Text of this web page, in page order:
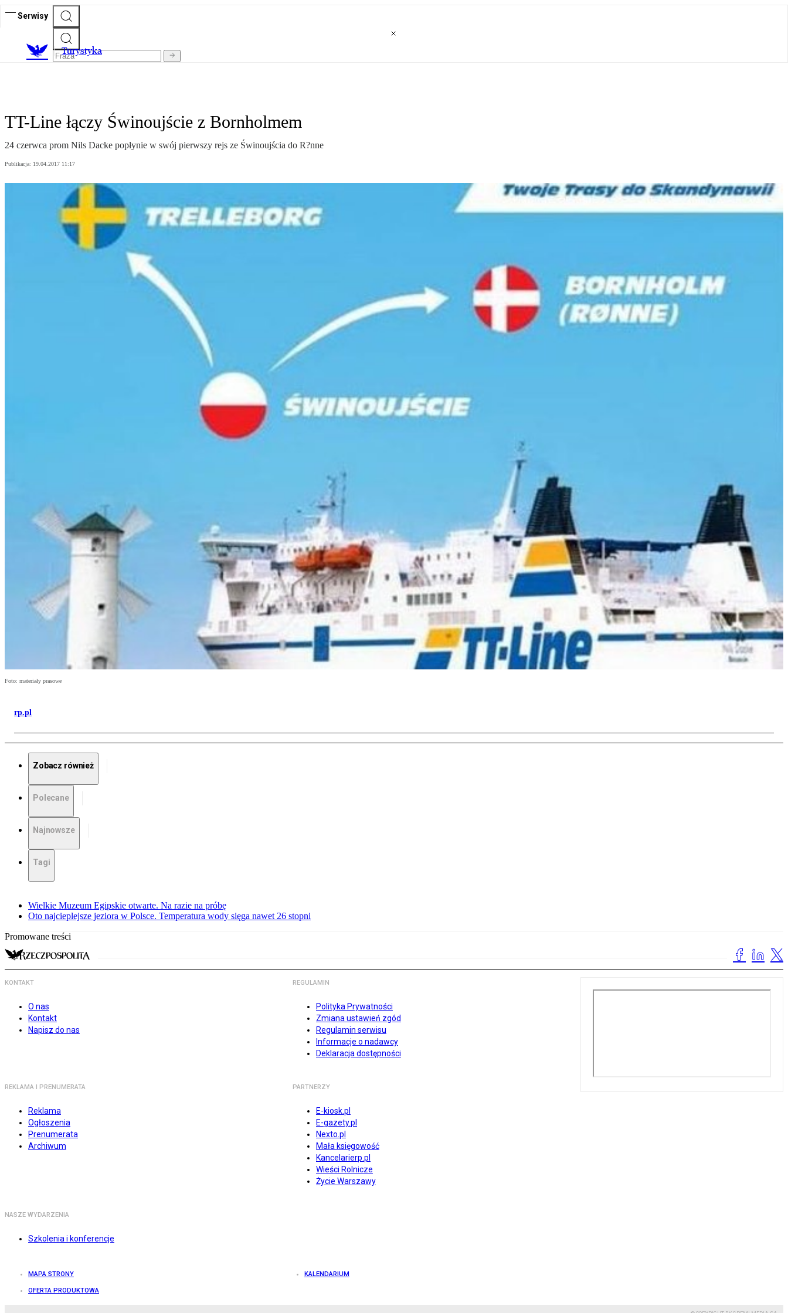
Serwisy
Turystyka
TT-Line łączy Świnoujście z Bornholmem
24 czerwca prom Nils Dacke popłynie w swój pierwszy rejs ze Świnoujścia do R?nne
Publikacja: 19.04.2017 11:17
Foto: materiały prasowe
rp.pl
Zobacz również
Polecane
Najnowsze
Tagi
Wielkie Muzeum Egipskie otwarte. Na razie na próbę
Oto najcieplejsze jeziora w Polsce. Temperatura wody sięga nawet 26 stopni
Promowane treści
KONTAKT
O nas
Kontakt
Napisz do nas
REGULAMIN
Polityka Prywatności
Zmiana ustawień zgód
Regulamin serwisu
Informacje o nadawcy
Deklaracja dostępności
REKLAMA I PRENUMERATA
Reklama
Ogłoszenia
Prenumerata
Archiwum
PARTNERZY
E-kiosk.pl
E-gazety.pl
Nexto.pl
Mała księgowość
Kancelarierp.pl
Wieści Rolnicze
Życie Warszawy
NASZE WYDARZENIA
Szkolenia i konferencje
MAPA STRONY KALENDARIUM
OFERTA PRODUKTOWA